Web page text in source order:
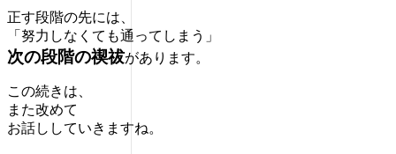
正す段階の先には、
「努力しなくても通ってしまう」
次の段階の禊祓があります。
この続きは、
また改めて
お話ししていきますね。